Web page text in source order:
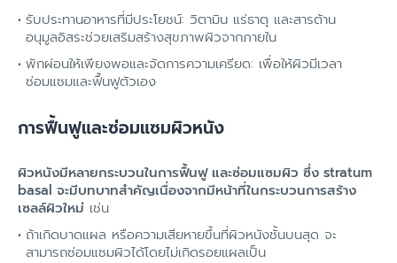
รับประทานอาหารที่มีประโยชน์: วิตามิน แร่ธาตุ และสารต้าน
อนุมูลอิสระช่วยเสริมสร้างสุขภาพผิวจากภายใน
พักผ่อนให้เพียงพอและจัดการความเครียด: เพื่อให้ผิวมีเวลา
ซ่อมแซมและฟื้นฟูตัวเอง
การฟื้นฟูและซ่อมแซมผิวหนัง
ผิวหนังมีหลายกระบวนในการฟื้นฟู และซ่อมแซมผิว ซึ่ง stratum
basal จะมีบทบาทสำคัญเนื่องจากมีหน้าที่ในกระบวนการสร้าง
เซลล์ผิวใหม่ เช่น
ถ้าเกิดบาดแผล หรือความเสียหายขึ้นที่ผิวหนังชั้นบนสุด จะ
สามารถซ่อมแซมผิวได้โดยไม่เกิดรอยแผลเป็น